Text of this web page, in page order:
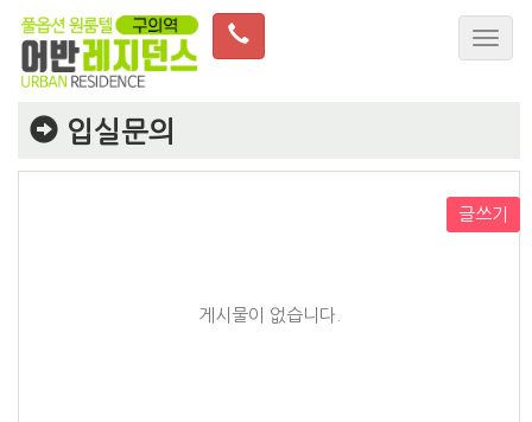
입실문의
글쓰기
게시물이 없습니다.